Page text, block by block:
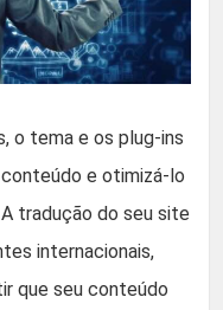
o tema e os plug-ins
e otimizá-lo
tradução do seu site
internacionais,
que seu conteúdo